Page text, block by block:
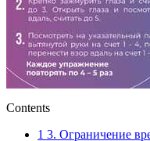
Contents
1 3. Ограничение